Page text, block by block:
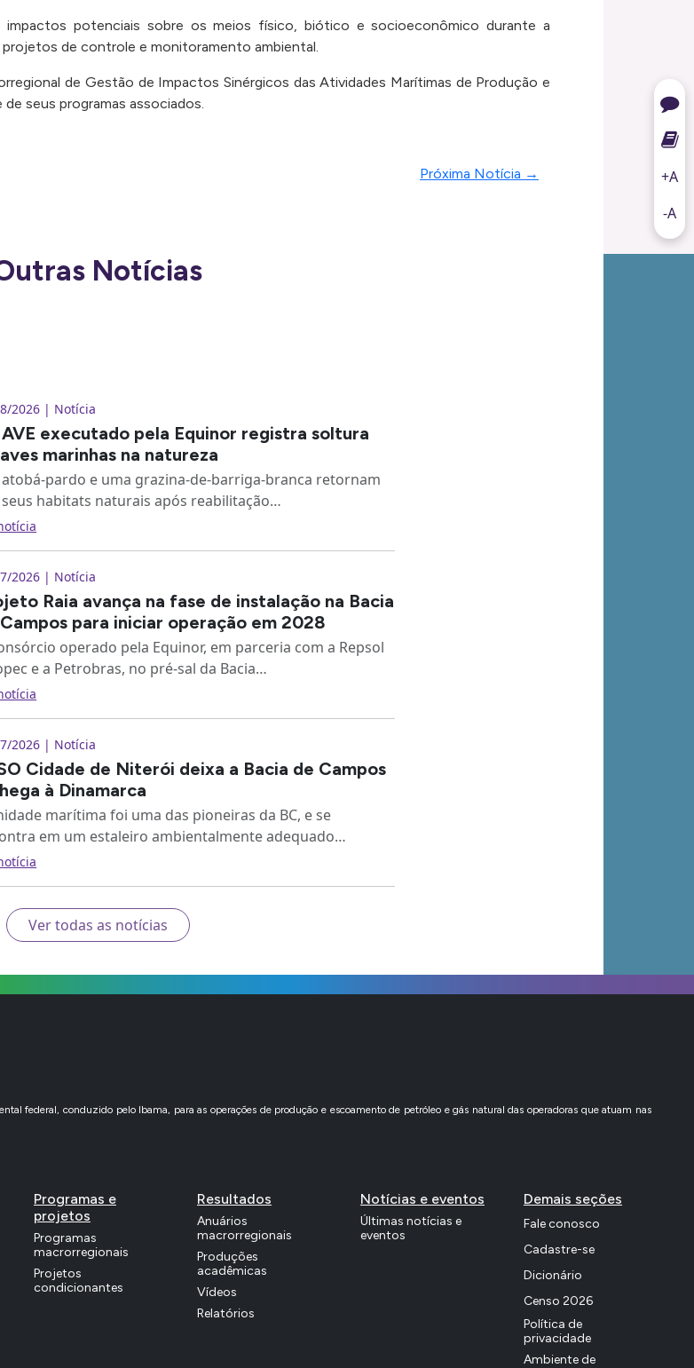
impactos potenciais sobre os meios físico, biótico e socioeconômico durante a
de controle e monitoramento ambiental.
de Gestão de Impactos Sinérgicos das Atividades Marítimas de Produção e
seus programas associados.
Próxima Notícia →
Notícias
2026 | Notícia
executado pela Equinor registra soltura
marinhas na natureza
pardo e uma grazina-de-barriga-branca retornam
habitats naturais após reabilitação…
2026 | Notícia
Raia avança na fase de instalação na Bacia
para iniciar operação em 2028
operado pela Equinor, em parceria com a Repsol
e a Petrobras, no pré-sal da Bacia…
2026 | Notícia
Cidade de Niterói deixa a Bacia de Campos
à Dinamarca
marítima foi uma das pioneiras da BC, e se
em um estaleiro ambientalmente adequado…
Ver todas as notícias
+A
-A
federal, conduzido pelo Ibama, para as operações de produção e escoamento de petróleo e gás natural das operadoras que atuam nas
Programas e
projetos
Programas
macrorregionais
Projetos
condicionantes
Resultados
Anuários
macrorregionais
Produções
acadêmicas
Vídeos
Relatórios
Notícias e eventos
Últimas notícias e
eventos
Demais seções
Fale conosco
Cadastre-se
Dicionário
Censo 2026
Política de
privacidade
Ambiente de